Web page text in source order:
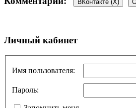
ВКонтакте (X)
Добавить комментарий
Личный кабинет
Имя пользователя:
Пароль: